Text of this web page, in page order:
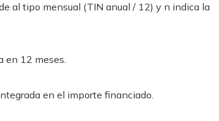
al tipo mensual (TIN anual / 12) y n indica la
en 12 meses.
en el importe financiado.